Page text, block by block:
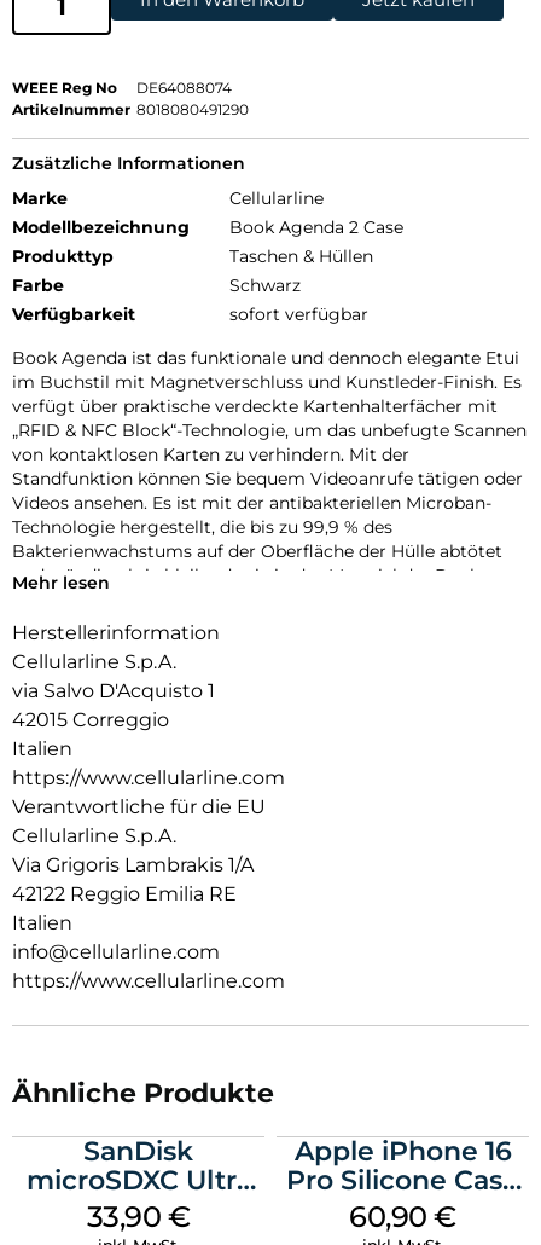
WEEE Reg No
DE64088074
Artikelnummer 8018080491290
Zusätzliche Informationen
Marke
Cellularline
Modellbezeichnung
Book Agenda 2 Case
Produkttyp
Taschen & Hüllen
Farbe
Schwarz
Verfügbarkeit
sofort verfügbar
Book Agenda ist das funktionale und dennoch elegante Etui
im Buchstil mit Magnetverschluss und Kunstleder-Finish. Es
verfügt über praktische verdeckte Kartenhalterfächer mit
„RFID & NFC Block“-Technologie, um das unbefugte Scannen
von kontaktlosen Karten zu verhindern. Mit der
Standfunktion können Sie bequem Videoanrufe tätigen oder
Videos ansehen. Es ist mit der antibakteriellen Microban-
Technologie hergestellt, die bis zu 99,9 % des
Bakterienwachstums auf der Oberfläche der Hülle abtötet
und ständig aktiv bleibt, da sie in das Material der Book
Mehr lesen
Herstellerinformation
Cellularline S.p.A.
via Salvo D'Acquisto 1
42015 Correggio
Italien
https://www.cellularline.com
Verantwortliche für die EU
Cellularline S.p.A.
Via Grigoris Lambrakis 1/A
42122 Reggio Emilia RE
Italien
info@cellularline.com
https://www.cellularline.com
Ähnliche Produkte
SanDisk
microSDXC Ultra
128 GB + Adapter
Mobile
33,90 €
Apple iPhone 16
Pro Silicone Case
MagSafe Stone
Gray
60,90€